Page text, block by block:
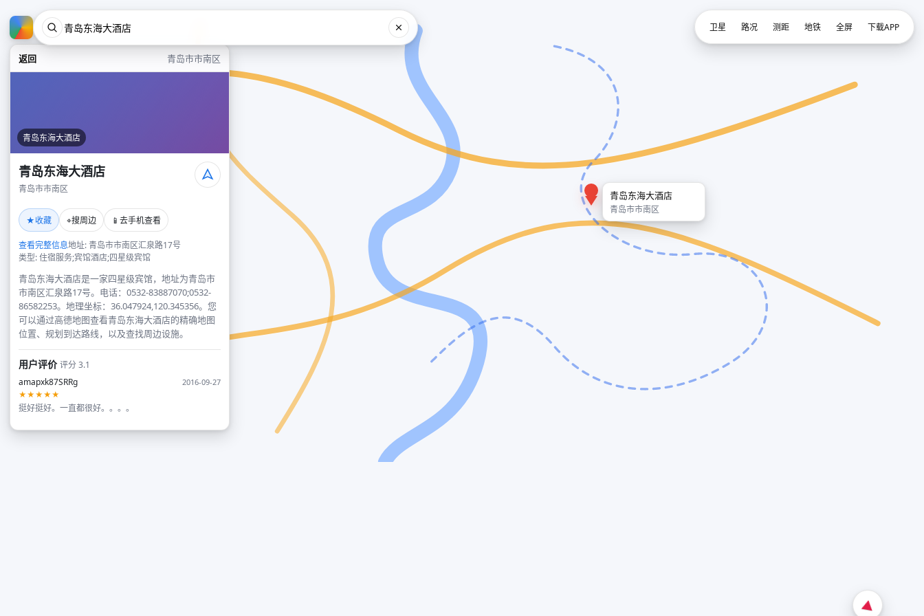
返回 青岛市市南区
青岛东海大酒店
青岛东海大酒店
青岛市市南区
★收藏 ⌖搜周边 📱 去手机查看
查看完整信息地址: 青岛市市南区汇泉路17号
类型: 住宿服务;宾馆酒店;四星级宾馆
青岛东海大酒店是一家四星级宾馆，地址为青岛市
市南区汇泉路17号。电话：0532-83887070;0532-
86582253。地理坐标：36.047924,120.345356。您
可以通过高德地图查看青岛东海大酒店的精确地图
位置、规划到达路线，以及查找周边设施。
用户评价评分 3.1
amapxk87SRRg
2016-09-27
★★★★★
挺好挺好。一直都很好。。。。
青岛东海大酒店
青岛市市南区
卫星 路况 测距 地铁 全屏 下载APP